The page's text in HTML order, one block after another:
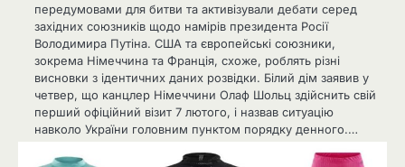
передумовами для битви та активізували дебати серед
західних союзників щодо намірів президента Росії
Володимира Путіна. США та європейські союзники,
зокрема Німеччина та Франція, схоже, роблять різні
висновки з ідентичних даних розвідки. Білий дім заявив у
четвер, що канцлер Німеччини Олаф Шольц здійснить свій
перший офіційний візит 7 лютого, і назвав ситуацію
навколо України головним пунктом порядку денного.…